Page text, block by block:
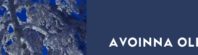
AVOINNA